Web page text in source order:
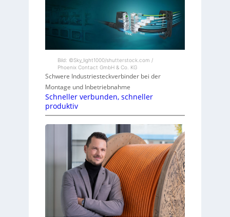
Bild: ©Sky_light1000/shutterstock.com /
Phoenix Contact GmbH & Co. KG
Schwere Industriesteckverbinder bei der
Montage und Inbetriebnahme
Schneller verbunden, schneller
produktiv